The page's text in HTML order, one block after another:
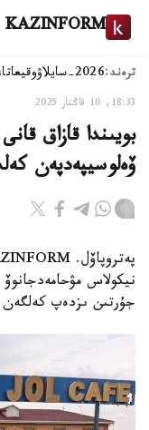
KAZINFORM
ترەند:2026-سايلاۋ وقيعا
18:33, 10 قاڭتار 2025
بويىندا قازاق
ۆەلوسيپەدپەن
نيكولاس مۋحامەدجانوۆ
جۇرتىن ىزدەپ